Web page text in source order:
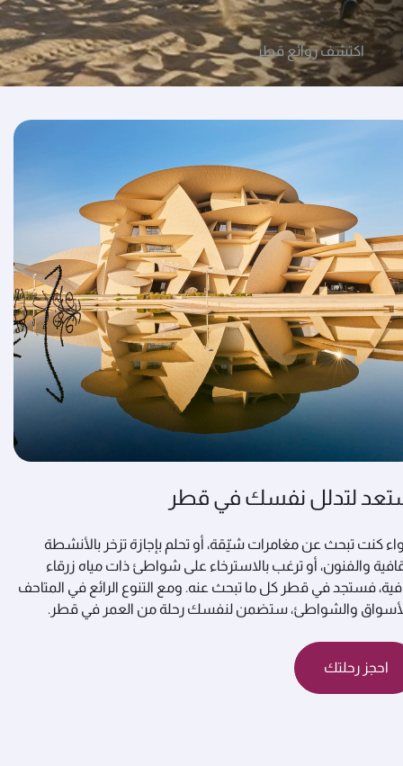
اكتشف روائع قطر
لتدلل نفسك في قطر
كنت تبحث عن مغامرات شيّقة، أو تحلم بإجازة تزخر بالأنشطة
والفنون، أو ترغب بالاسترخاء على شواطئ ذات مياه زرقاء
فستجد في قطر كل ما تبحث عنه. ومع التنوع الرائع في المتاحف
والشواطئ، ستضمن لنفسك رحلة من العمر في قطر.
احجز رحلتك